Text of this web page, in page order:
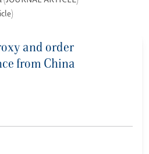
and order
from China